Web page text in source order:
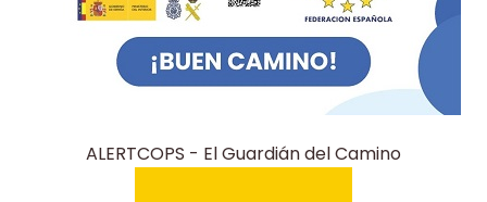
ALERTCOPS - El Guardián del Camino